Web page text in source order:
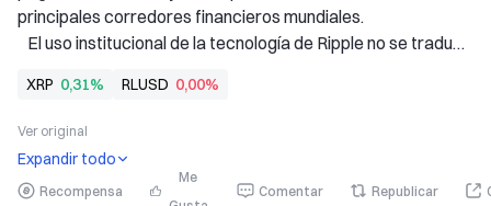
principales corredores financieros mundiales.
   El uso institucional de la tecnología de Ripple no se traduce
necesidades sostenidas de liquidez del token.
   Utilidad de XRP
XRP 0,31% RLUSD 0,00%
Ver original
Expandir todo
Recompensa
Me
Comentar Republicar